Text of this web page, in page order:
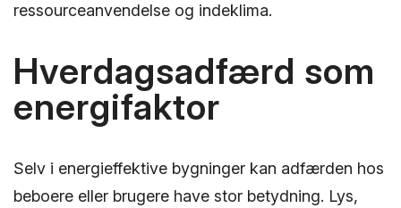
ressourceanvendelse og indeklima.
Hverdagsadfærd som
energifaktor
Selv i energieffektive bygninger kan adfærden hos
beboere eller brugere have stor betydning. Lys,